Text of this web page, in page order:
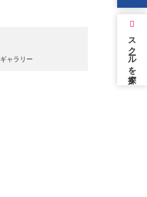
スクールを探す
ギャラリー